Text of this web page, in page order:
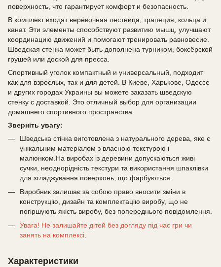
поверхность, что гарантирует комфорт и безопасность.
В комплект входят верёвочная лестница, трапеция, кольца и
канат. Эти элементы способствуют развитию мышц, улучшают
координацию движений и помогают тренировать равновесие.
Шведская стенка может быть дополнена турником, боксёрской
грушей или доской для пресса.
Спортивный уголок компактный и универсальный, подходит
как для взрослых, так и для детей. В Киеве, Харькове, Одессе
и других городах Украины вы можете заказать шведскую
стенку с доставкой. Это отличный выбор для организации
домашнего спортивного пространства.
Зверніть увагу:
Шведська стінка виготовлена з натурального дерева, яке є
унікальним матеріалом з власною текстурою і
малюнком.На виробах із деревини допускаються живі
сучки, неоднорідність текстури та використання шпаклівки
для згладжування поверхонь, що фарбуються.
Виробник залишає за собою право вносити зміни в
конструкцію, дизайн та комплектацію виробу, що не
погіршують якість виробу, без попереднього повідомлення.
Увага! Не залишайте дітей без догляду під час гри чи
занять на комплексі.
Характеристики